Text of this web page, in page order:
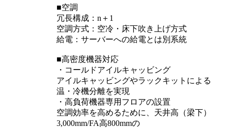
■空調
冗長構成：n＋1
空調方式：空冷・床下吹き上げ方式
給電：サーバーへの給電とは別系統
■高密度機器対応
・コールドアイルキャッビング
アイルキャッビングやラックキットによる
温・冷機分離を実現
・高負荷機器専用フロアの設置
空調効率を高めるために、天井高（梁下）
3,000mm/FA高800mmの